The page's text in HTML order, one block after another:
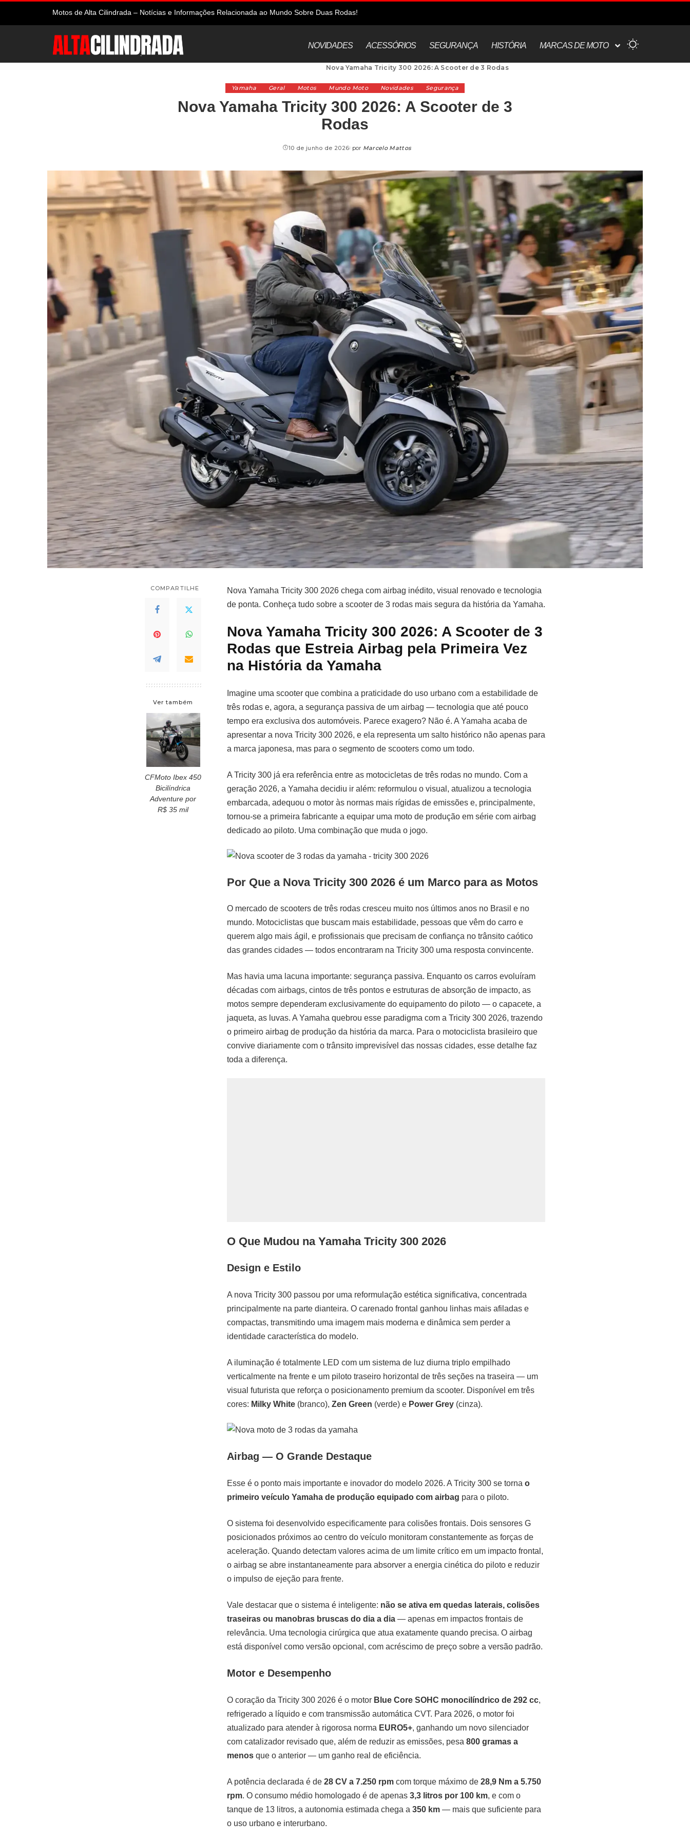
Motos de Alta Cilindrada – Notícias e Informações Relacionada ao Mundo Sobre Duas Rodas!
NOVIDADES ACESSÓRIOS SEGURANÇA HISTÓRIA MARCAS DE MOTO
Nova Yamaha Tricity 300 2026: A Scooter de 3 Rodas
Yamaha Geral Motos Mundo Moto Novidades Segurança
Nova Yamaha Tricity 300 2026: A Scooter de 3
Rodas
10 de junho de 2026 por Marcelo Mattos
COMPARTILHE
Ver também
CFMoto Ibex 450
Bicilíndrica
Adventure por
R$ 35 mil
Nova Yamaha Tricity 300 2026 chega com airbag inédito, visual renovado e tecnologia
de ponta. Conheça tudo sobre a scooter de 3 rodas mais segura da história da Yamaha.
Nova Yamaha Tricity 300 2026: A Scooter de 3
Rodas que Estreia Airbag pela Primeira Vez
na História da Yamaha
Imagine uma scooter que combina a praticidade do uso urbano com a estabilidade de
três rodas e, agora, a segurança passiva de um airbag — tecnologia que até pouco
tempo era exclusiva dos automóveis. Parece exagero? Não é. A Yamaha acaba de
apresentar a nova Tricity 300 2026, e ela representa um salto histórico não apenas para
a marca japonesa, mas para o segmento de scooters como um todo.
A Tricity 300 já era referência entre as motocicletas de três rodas no mundo. Com a
geração 2026, a Yamaha decidiu ir além: reformulou o visual, atualizou a tecnologia
embarcada, adequou o motor às normas mais rígidas de emissões e, principalmente,
tornou-se a primeira fabricante a equipar uma moto de produção em série com airbag
dedicado ao piloto. Uma combinação que muda o jogo.
Por Que a Nova Tricity 300 2026 é um Marco para as Motos
O mercado de scooters de três rodas cresceu muito nos últimos anos no Brasil e no
mundo. Motociclistas que buscam mais estabilidade, pessoas que vêm do carro e
querem algo mais ágil, e profissionais que precisam de confiança no trânsito caótico
das grandes cidades — todos encontraram na Tricity 300 uma resposta convincente.
Mas havia uma lacuna importante: segurança passiva. Enquanto os carros evoluíram
décadas com airbags, cintos de três pontos e estruturas de absorção de impacto, as
motos sempre dependeram exclusivamente do equipamento do piloto — o capacete, a
jaqueta, as luvas. A Yamaha quebrou esse paradigma com a Tricity 300 2026, trazendo
o primeiro airbag de produção da história da marca. Para o motociclista brasileiro que
convive diariamente com o trânsito imprevisível das nossas cidades, esse detalhe faz
toda a diferença.
O Que Mudou na Yamaha Tricity 300 2026
Design e Estilo
A nova Tricity 300 passou por uma reformulação estética significativa, concentrada
principalmente na parte dianteira. O carenado frontal ganhou linhas mais afiladas e
compactas, transmitindo uma imagem mais moderna e dinâmica sem perder a
identidade característica do modelo.
A iluminação é totalmente LED com um sistema de luz diurna triplo empilhado
verticalmente na frente e um piloto traseiro horizontal de três seções na traseira — um
visual futurista que reforça o posicionamento premium da scooter. Disponível em três
cores: Milky White (branco), Zen Green (verde) e Power Grey (cinza).
Airbag — O Grande Destaque
Esse é o ponto mais importante e inovador do modelo 2026. A Tricity 300 se torna o
primeiro veículo Yamaha de produção equipado com airbag para o piloto.
O sistema foi desenvolvido especificamente para colisões frontais. Dois sensores G
posicionados próximos ao centro do veículo monitoram constantemente as forças de
aceleração. Quando detectam valores acima de um limite crítico em um impacto frontal,
o airbag se abre instantaneamente para absorver a energia cinética do piloto e reduzir
o impulso de ejeção para frente.
Vale destacar que o sistema é inteligente: não se ativa em quedas laterais, colisões
traseiras ou manobras bruscas do dia a dia — apenas em impactos frontais de
relevância. Uma tecnologia cirúrgica que atua exatamente quando precisa. O airbag
está disponível como versão opcional, com acréscimo de preço sobre a versão padrão.
Motor e Desempenho
O coração da Tricity 300 2026 é o motor Blue Core SOHC monocilíndrico de 292 cc,
refrigerado a líquido e com transmissão automática CVT. Para 2026, o motor foi
atualizado para atender à rigorosa norma EURO5+, ganhando um novo silenciador
com catalizador revisado que, além de reduzir as emissões, pesa 800 gramas a
menos que o anterior — um ganho real de eficiência.
A potência declarada é de 28 CV a 7.250 rpm com torque máximo de 28,9 Nm a 5.750
rpm. O consumo médio homologado é de apenas 3,3 litros por 100 km, e com o
tanque de 13 litros, a autonomia estimada chega a 350 km — mais que suficiente para
o uso urbano e interurbano.